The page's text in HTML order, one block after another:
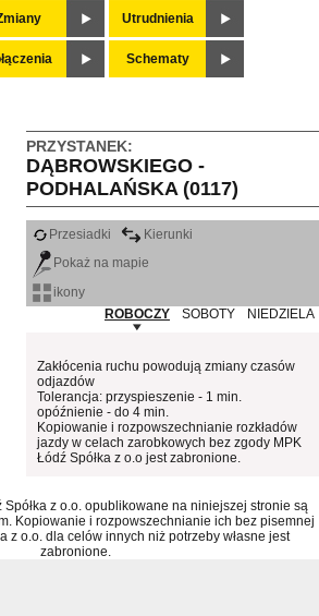
Utrudnienia
Schematy
PRZYSTANEK:
DĄBROWSKIEGO -
PODHALAŃSKA (0117)
Przesiadki
Kierunki
Pokaż na mapie
ikony
ROBOCZY
SOBOTY NIEDZIELA
Zakłócenia ruchu powodują zmiany czasów
odjazdów
Tolerancja: przyspieszenie - 1 min.
opóźnienie - do 4 min.
Kopiowanie i rozpowszechnianie rozkładów
jazdy w celach zarobkowych bez zgody MPK
Łódź Spółka z o.o jest zabronione.
Spółka z o.o. opublikowane na niniejszej stronie są
Kopiowanie i rozpowszechnianie ich bez pisemnej
z o.o. dla celów innych niż potrzeby własne jest
zabronione.